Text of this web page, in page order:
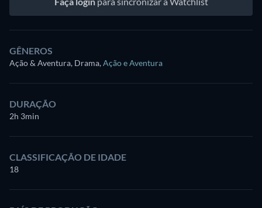
GÊNEROS
Ação & Aventura, Drama,Ação e Aventura
DURAÇÃO
2h 3min
CLASSIFICAÇÃO DE IDADE
18